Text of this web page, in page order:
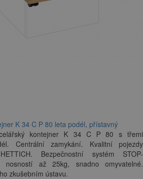
K 34 C P 80 leta podél, přístavný
kontejner K 34 C P 80 s třemi
Centrální zamykání. Kvalitní pojezdy
Bezpečnostní systém STOP-
nosností až 25kg, snadno omyvatelné.
zkušebním ústavu.